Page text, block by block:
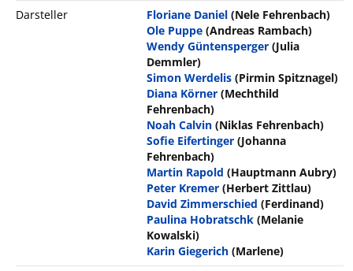
Darsteller
Floriane Daniel (Nele Fehrenbach)
Ole Puppe (Andreas Rambach)
Wendy Güntensperger (Julia
Demmler)
Simon Werdelis (Pirmin Spitznagel)
Diana Körner (Mechthild
Fehrenbach)
Noah Calvin (Niklas Fehrenbach)
Sofie Eifertinger (Johanna
Fehrenbach)
Martin Rapold (Hauptmann Aubry)
Peter Kremer (Herbert Zittlau)
David Zimmerschied (Ferdinand)
Paulina Hobratschk (Melanie
Kowalski)
Karin Giegerich (Marlene)